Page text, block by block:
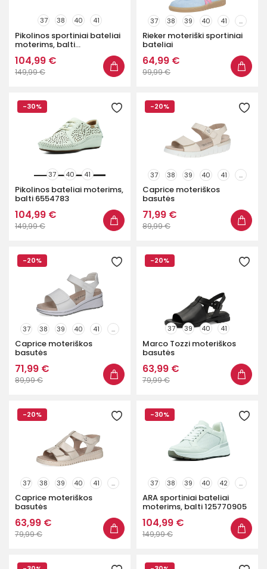
37 38 40 41
Pikolinos sportiniai bateliai
moterims, balti...
104,99 €
149,99 €
37 38 39 40 41 ...
Rieker moteriški sportiniai
bateliai
64,99 €
99,99 €
-30%
37 40 41
Pikolinos bateliai moterims,
balti 6554783
104,99 €
149,99 €
-20%
37 38 39 40 41 ...
Caprice moteriškos
basutės
71,99 €
89,99 €
-20%
37 38 39 40 41 ...
Caprice moteriškos
basutės
71,99 €
89,99 €
-20%
37 39 40 41
Marco Tozzi moteriškos
basutės
63,99 €
79,99 €
-20%
37 38 39 40 41 ...
Caprice moteriškos
basutės
63,99 €
79,99 €
-30%
37 38 39 40 42 ...
ARA sportiniai bateliai
moterims, balti 125770905
104,99 €
149,99 €